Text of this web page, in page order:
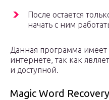
После остается
начать с ним
Данная программа
интернете, так как
и доступной.
Magic Word Recovery